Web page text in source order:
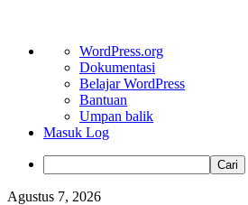
Tentang
WordPress
WordPress.org
Dokumentasi
Belajar WordPress
Bantuan
Umpan balik
Masuk Log
Cari
Skip
Agustus 7, 2026